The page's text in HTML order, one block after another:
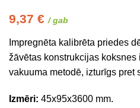
9,37 € / gab
Impregnēta kalibrēta priedes
žāvētas konstrukcijas
vakuuma metodē, izturīgs pret
Izmēri: 45x95x3600 mm.